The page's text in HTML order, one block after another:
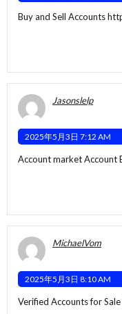
Buy and Sell Accounts
Jasonslelp
2025年5月3日 7:12 AM
Account marketAccount
MichaelVom
2025年5月3日 8:10 AM
Verified Accounts for Sale